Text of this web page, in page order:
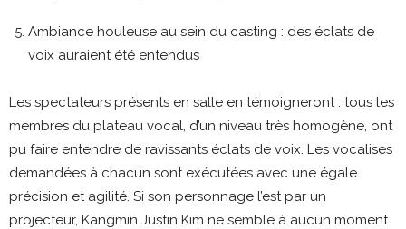
Ambiance houleuse au sein du casting : des éclats de
voix auraient été entendus
Les spectateurs présents en salle en témoigneront : tous les
membres du plateau vocal, d’un niveau très homogène, ont
pu faire entendre de ravissants éclats de voix. Les vocalises
demandées à chacun sont exécutées avec une égale
précision et agilité. Si son personnage l’est par un
projecteur, Kangmin Justin Kim ne semble à aucun moment